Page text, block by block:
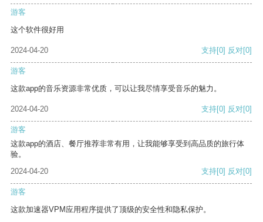
游客
这个软件很好用
2024-04-20 支持[0] 反对[0]
游客
这款app的音乐资源非常优质，可以让我尽情享受音乐的魅力。
2024-04-20 支持[0] 反对[0]
游客
这款app的酒店、餐厅推荐非常有用，让我能够享受到高品质的旅行体
验。
2024-04-20
支持[0] 反对[0]
游客
这款加速器VPM应用程序提供了顶级的安全性和隐私保护。